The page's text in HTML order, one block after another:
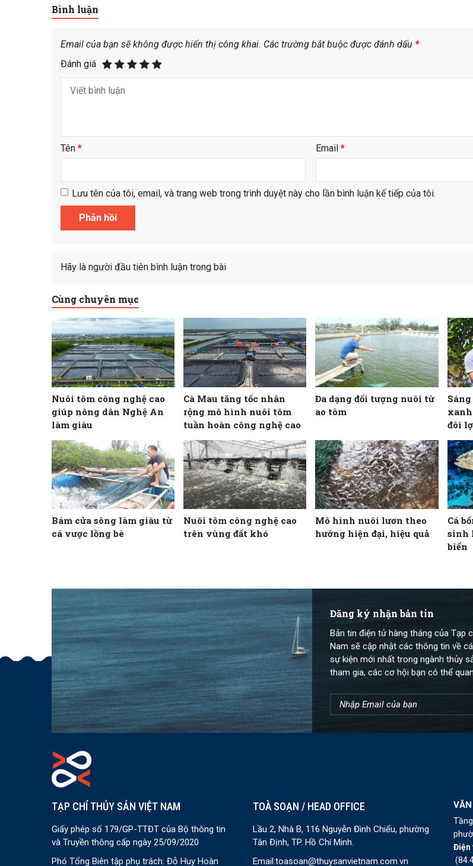
Bình luận
Email của bạn sẽ không được hiển thị công khai. Các trường bắt buộc được đánh dấu *
Đánh giá
Tên * Email*
Lưu tên của tôi, email, và trang web trong trình duyệt này cho lần bình luận kế tiếp của tôi.
Hãy là người đầu tiên bình luận trong bài
Cùng chuyên mục
Nuôi tôm công nghệ cao
giúp nông dân Nghệ An
làm giàu
Cà Mau tăng tốc nhân
rộng mô hình nuôi tôm
tuần hoàn công nghệ cao
Đa dạng đối tượng nuôi từ
ao tôm
xanh
đôi
Bám cửa sông làm giàu từ
cá vược lồng bè
Nuôi tôm công nghệ cao
trên vùng đất khó
Mô hình nuôi lươn theo
hướng hiện đại, hiệu quả
Cá
sinh
biển
Đăng ký nhận bản tin
Bản tin điện tử hàng tháng của Tạp
Nam sẽ cập nhật các thông tin về
sự kiện mới nhất trong ngành thủy
tham gia, các cơ hội bạn có thể
TẠP CHÍ THỦY SẢN VIỆT NAM
Giấy phép số 179/GP-TTĐT của Bộ thông tin
và Truyền thông cấp ngày 25/09/2020
Phó Tổng Biên tập phụ trách: Đỗ Huy Hoàn
TOÀ SOẠN / HEAD OFFICE
Lầu 2, Nhà B, 116 Nguyễn Đình Chiểu, phường
Tân Định, TP. Hồ Chí Minh.
Email:toasoan@thuysanvietnam.com.vn
Điện